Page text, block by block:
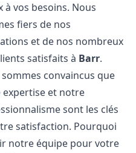
à vos besoins. Nous
fiers de nos
et de nos nombreux
satisfaits à Barr.
convaincus que
expertise et notre
sont les clés
satisfaction. Pourquoi
notre équipe pour votre